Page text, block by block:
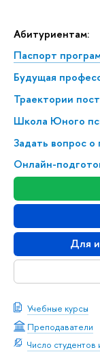
Абитуриентам:
Паспорт
Будущая
Траектории
Школа Юного
Задать вопрос о
Онлайн-
Для
Учебные курсы
Преподаватели
Число студентов